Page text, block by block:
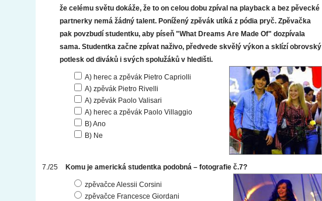
že celému světu dokáže, že to on celou dobu zpíval na playback a bez pěvecké
partnerky nemá žádný talent. Ponížený zpěvák utíká z pódia pryč. Zpěvačka
pak povzbudí studentku, aby píseň "What Dreams Are Made Of" dozpívala
sama. Studentka začne zpívat naživo, předvede skvělý výkon a sklízí obrovský
potlesk od diváků i svých spolužáků v hledišti.
A) herec a zpěvák Pietro Capriolli
A) zpěvák Pietro Rivelli
A) zpěvák Paolo Valisari
A) herec a zpěvák Paolo Villaggio
B) Ano
B) Ne
Komu je americká studentka podobná – fotografie č.7?
zpěvačce Alessii Corsini
zpěvačce Francesce Giordani